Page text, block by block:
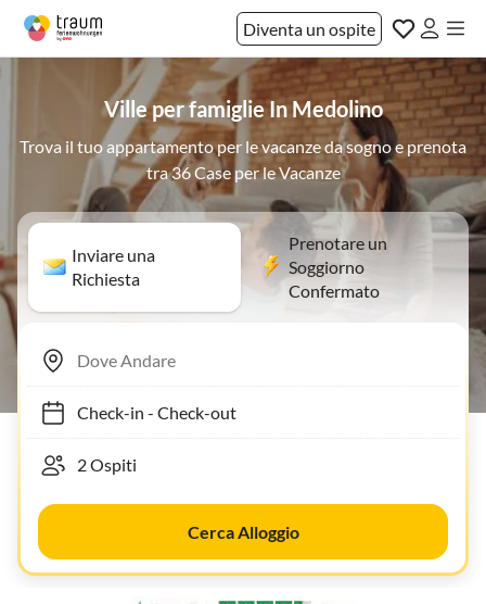
Diventa un ospite
Ville per famiglie In Medolino
Trova il tuo appartamento per le vacanze da sogno e prenota
tra 36 Case per le Vacanze
Inviare una
Richiesta
Prenotare un
Soggiorno
Confermato
Check-in- Check-out
Cerca Alloggio